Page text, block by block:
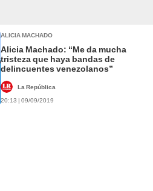
ALICIA MACHADO
Alicia Machado: “Me da mucha
tristeza que haya bandas de
delincuentes venezolanos”
La República
20:13 | 09/09/2019